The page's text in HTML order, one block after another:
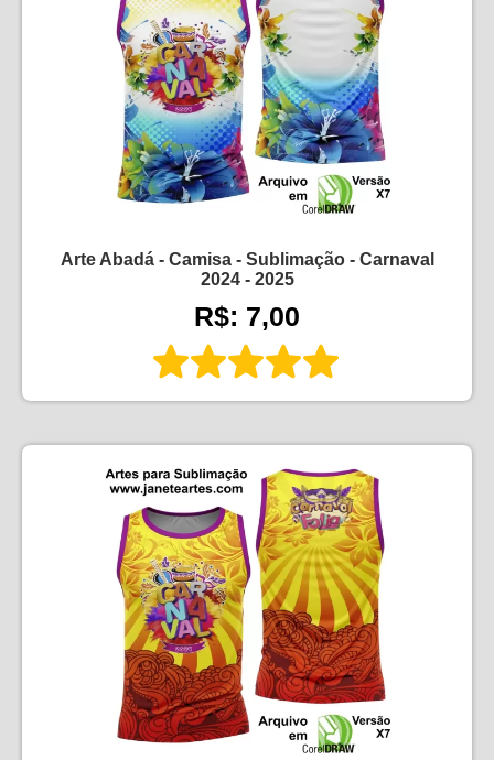
Arte Abadá - Camisa - Sublimação - Carnaval
2024 - 2025
R$: 7,00